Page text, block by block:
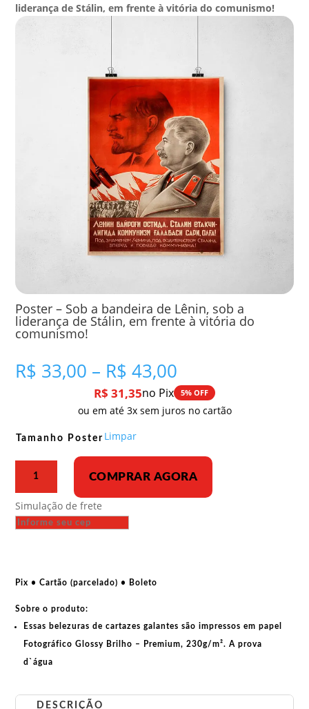
liderança de Stálin, em frente à vitória do comunismo!
Poster – Sob a bandeira de Lênin, sob a
liderança de Stálin, em frente à vitória do
comunismo!
R$ 33,00 – R$ 43,00
de
preço:
R$ 33,00
R$ 31,35no Pix 5% OFF
ou em até 3x sem juros no cartão
Tamanho Poster Limpar
a
bandeira
sob
liderança
de
Stálin,
em
vitória
COMPRAR AGORA
Simulação de frete
Pix • Cartão (parcelado) • Boleto
Sobre o produto:
Essas belezuras de cartazes galantes são impressos em papel
Fotográfico Glossy Brilho – Premium, 230g/m². A prova
d`água
DESCRIÇÃO